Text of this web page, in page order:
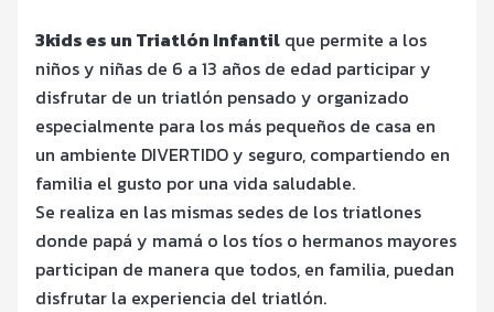
3kids es un Triatlón Infantil que permite a los
niños y niñas de 6 a 13 años de edad participar y
disfrutar de un triatlón pensado y organizado
especialmente para los más pequeños de casa en
un ambiente DIVERTIDO y seguro, compartiendo en
familia el gusto por una vida saludable.
Se realiza en las mismas sedes de los triatlones
donde papá y mamá o los tíos o hermanos mayores
participan de manera que todos, en familia, puedan
disfrutar la experiencia del triatlón.